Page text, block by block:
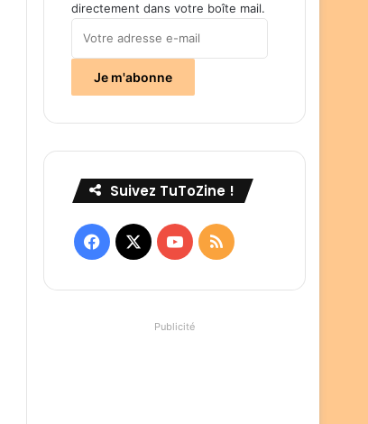
directement dans votre boîte mail.
adresse
Je m'abonne
Suivez TuToZine !
Facebook
X YouTube
RSS
Publicité